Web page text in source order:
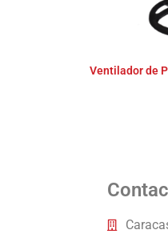
Ventilador de